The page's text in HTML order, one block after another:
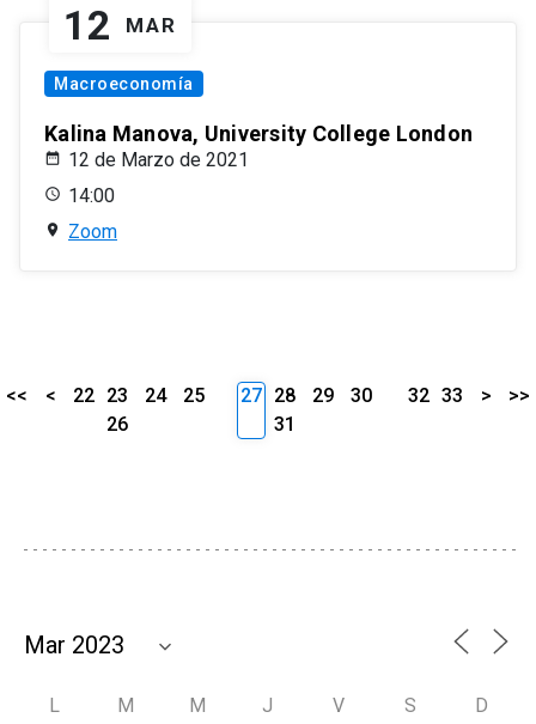
12 MAR
Macroeconomía
Kalina Manova, University College London
12 de Marzo de 2021
14:00
Zoom
<< < 22 23 24
25
26
27 28 29
30
31
32 33 > >>
L M M J V S D